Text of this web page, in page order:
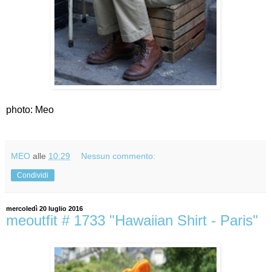
photo: Meo
MEO alle 10:29 Nessun commento:
Condividi
mercoledì 20 luglio 2016
meoutfit # 1733 "Hawaiian Shirt - Paris"